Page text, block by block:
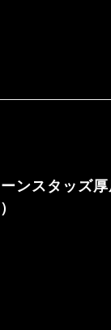
ンスタッズ